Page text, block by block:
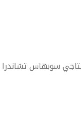
سوبهاس تشاندرا